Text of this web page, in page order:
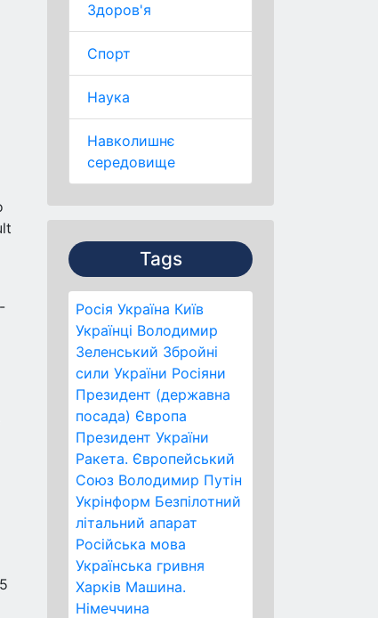
Здоров'я
Спорт
Наука
Навколишнє
середовище
Tags
Росія Україна Київ
Українці Володимир
Зеленський Збройні
сили України Росіяни
Президент (державна
посада) Європа
Президент України
Ракета. Європейський
Союз Володимир Путін
Укрінформ Безпілотний
літальний апарат
Російська мова
Українська гривня
Харків Машина.
Німеччина